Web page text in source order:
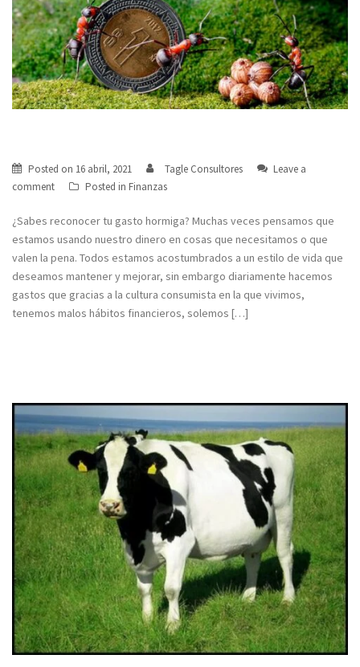
Posted on 16 abril, 2021 Tagle Consultores
Leave a
comment
Posted in Finanzas
¿Sabes reconocer tu gasto hormiga? Muchas veces pensamos que
estamos usando nuestro dinero en cosas que necesitamos o que
valen la pena. Todos estamos acostumbrados a un estilo de vida que
deseamos mantener y mejorar, sin embargo diariamente hacemos
gastos que gracias a la cultura consumista en la que vivimos,
tenemos malos hábitos financieros, solemos […]